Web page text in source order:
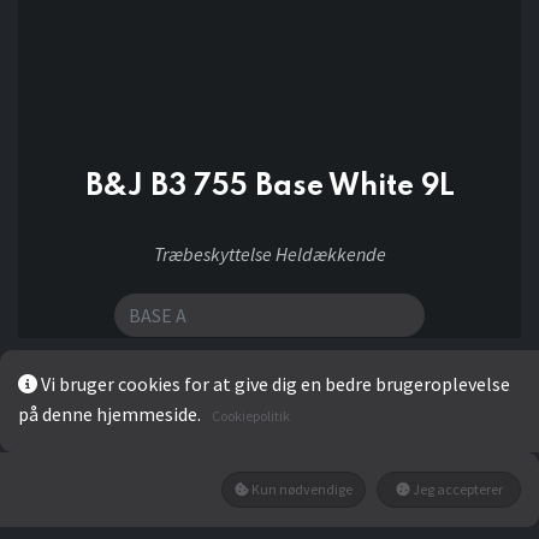
B&J B3 755 Base White 9L
Træbeskyttelse Heldækkende
1.039,20
LÆG I KURV
Vi bruger cookies for at give dig en bedre brugeroplevelse
på denne hjemmeside.
Cookiepolitik
Kun nødvendige Jeg accepterer